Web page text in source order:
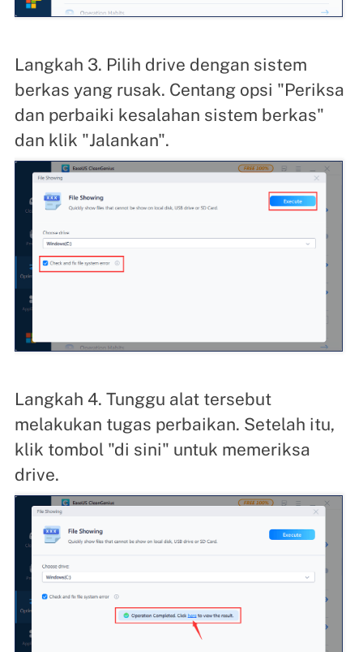
Langkah 3. Pilih drive dengan sistem
berkas yang rusak. Centang opsi "Periksa
dan perbaiki kesalahan sistem berkas"
dan klik "Jalankan".
Langkah 4. Tunggu alat tersebut
melakukan tugas perbaikan. Setelah itu,
klik tombol "di sini" untuk memeriksa
drive.